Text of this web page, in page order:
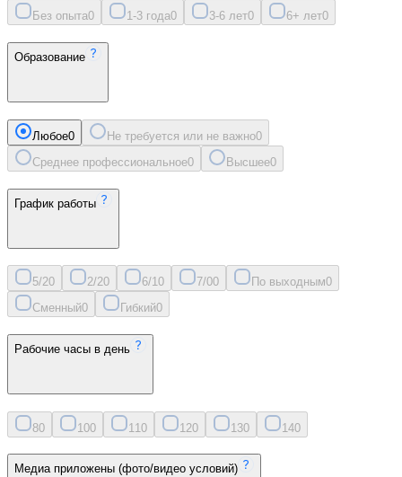
Без опыта0 1-3 года0 3-6 лет0 6+ лет0
Образование
Любое0 Не требуется или не важно0
Среднее профессиональное0 Высшее0
График работы
5/20 2/20 6/10 7/00 По выходным0
Сменный0 Гибкий0
Рабочие часы в день
80 100 11 0 120 130 140
Медиа приложены (фото/видео условий)